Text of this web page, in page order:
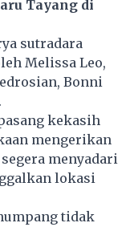
Tayang di
sutradara
Melissa Leo,
Bonni
kekasih
mengerikan
menyadari
lokasi
tidak